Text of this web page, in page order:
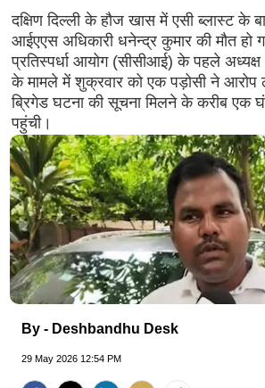
दक्षिण दिल्ली के हौज खास में एसी ब्लास्ट के
आईएएस अधिकारी धनेन्द्र कुमार की मौत हो
प्रतिस्पर्धा आयोग (सीसीआई) के पहले अध्यक्ष
के मामले में शुक्रवार को एक पड़ोसी ने आरोप
ब्रिगेड घटना की सूचना मिलने के करीब एक
पहुंची।
By - Deshbandhu Desk
29 May 2026 12:54 PM